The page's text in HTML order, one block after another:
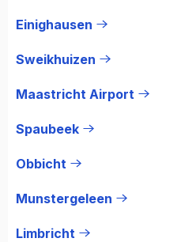
Einighausen
Sweikhuizen
Maastricht Airport
Spaubeek
Obbicht
Munstergeleen
Limbricht